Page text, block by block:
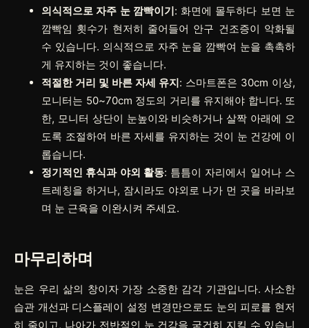
의식적으로 자주 눈 깜빡이기: 화면에 몰두하다 보면 눈
깜빡임 횟수가 현저히 줄어들어 안구 건조증이 악화될
수 있습니다. 의식적으로 자주 눈을 깜빡여 눈을 촉촉하
게 유지하는 것이 좋습니다.
적절한 거리 및 바른 자세 유지: 스마트폰은 30cm 이상,
모니터는 50~70cm 정도의 거리를 유지해야 합니다. 또
한, 모니터 상단이 눈높이와 비슷하거나 살짝 아래에 오
도록 조절하여 바른 자세를 유지하는 것이 눈 건강에 이
롭습니다.
정기적인 휴식과 야외 활동: 틈틈이 자리에서 일어나 스
트레칭을 하거나, 잠시라도 야외로 나가 먼 곳을 바라보
며 눈 근육을 이완시켜 주세요.
마무리하며
눈은 우리 삶의 창이자 가장 소중한 감각 기관입니다. 사소한
습관 개선과 디스플레이 설정 변경만으로도 눈의 피로를 현저
히 줄이고, 나아가 전반적인 눈 건강을 굳건히 지킬 수 있습니